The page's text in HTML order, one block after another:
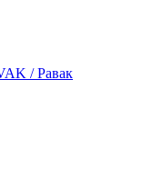
/ Равак